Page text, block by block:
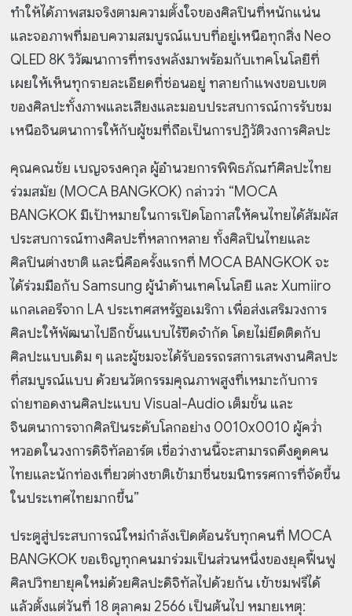
ทำให้ได้ภาพสมจริงตามความตั้งใจของศิลปินที่หนักแน่น
และจอภาพที่มอบความสมบูรณ์แบบที่อยู่เหนือทุกสิ่ง Neo
QLED 8K วิวัฒนาการที่ทรงพลังมาพร้อมกับเทคโนโลยีที่
เผยให้เห็นทุกรายละเอียดที่ซ่อนอยู่ ทลายกำแพงขอบเขต
ของศิลปะทั้งภาพและเสียงและมอบประสบการณ์การรับชม
เหนือจินตนาการให้กับผู้ชมที่ถือเป็นการปฏิวัติวงการศิลปะ
คุณคณชัย เบญจรงคกุล ผู้อำนวยการพิพิธภัณฑ์ศิลปะไทย
ร่วมสมัย (MOCA BANGKOK) กล่าวว่า “MOCA
BANGKOK มีเป้าหมายในการเปิดโอกาสให้คนไทยได้สัมผัส
ประสบการณ์ทางศิลปะที่หลากหลาย ทั้งศิลปินไทยและ
ศิลปินต่างชาติ และนี่คือครั้งแรกที่ MOCA BANGKOK จะ
ได้ร่วมมือกับ Samsung ผู้นำด้านเทคโนโลยี และ Xumiiro
แกลเลอรีจาก LA ประเทศสหรัฐอเมริกา เพื่อส่งเสริมวงการ
ศิลปะให้พัฒนาไปอีกขั้นแบบไร้ขีดจำกัด โดยไม่ยึดติดกับ
ศิลปะแบบเดิม ๆ และผู้ชมจะได้รับอรรถรสการเสพงานศิลปะ
ที่สมบูรณ์แบบ ด้วยนวัตกรรมคุณภาพสูงที่เหมาะกับการ
ถ่ายทอดงานศิลปะแบบ Visual-Audio เต็มขั้น และ
จินตนาการจากศิลปินระดับโลกอย่าง 0010x0010 ผู้คว่ำ
หวอดในวงการดิจิทัลอาร์ต เชื่อว่างานนี้จะสามารถดึงดูดคน
ไทยและนักท่องเที่ยวต่างชาติเข้ามาชื่นชมนิทรรศการที่จัดขึ้น
ในประเทศไทยมากขึ้น”
ประตูสู่ประสบการณ์ใหม่กำลังเปิดต้อนรับทุกคนที่ MOCA
BANGKOK ขอเชิญทุกคนมาร่วมเป็นส่วนหนึ่งของยุคฟื้นฟู
ศิลปวิทยายุคใหม่ด้วยศิลปะดิจิทัลไปด้วยกัน เข้าชมฟรีได้
แล้วตั้งแต่วันที่ 18 ตุลาคม 2566 เป็นต้นไป หมายเหตุ: